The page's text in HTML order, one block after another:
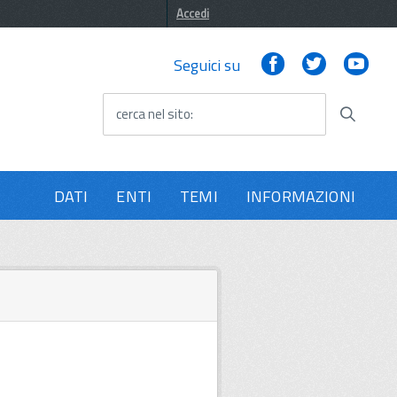
Accedi
Seguici su FacebookTwitter
cerca nel sito
DATI ENTI TEMI INFORMAZIONI